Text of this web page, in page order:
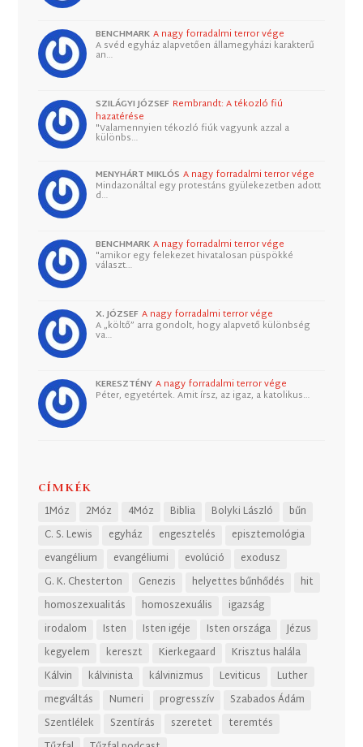
BENCHMARK A nagy forradalmi terror vége
A svéd egyház alapvetően államegyházi karakterű
an…
SZILÁGYI JÓZSEF Rembrandt: A tékozló fiú
hazatérése
"Valamennyien tékozló fiúk vagyunk azzal a
különbs…
MENYHÁRT MIKLÓS A nagy forradalmi terror vége
Mindazonáltal egy protestáns gyülekezetben adott
d…
BENCHMARK A nagy forradalmi terror vége
"amikor egy felekezet hivatalosan püspökké
választ…
X. JÓZSEF A nagy forradalmi terror vége
A „költő” arra gondolt, hogy alapvető különbség
va…
KERESZTÉNY A nagy forradalmi terror vége
Péter, egyetértek. Amit írsz, az igaz, a katolikus…
CÍMKÉK
1Móz 2Móz 4Móz Biblia Bolyki László
bűn
C. S. Lewis
egyház engesztelés
episztemológia
evangélium
evangéliumi evolúció
exodusz
G. K. Chesterton
Genezis helyettes bűnhődés
hit
homoszexualitás
homoszexuális
igazság
irodalom
Isten Isten igéje Isten országa
Jézus
kegyelem
kereszt Kierkegaard
Krisztus halála
Kálvin
kálvinista kálvinizmus Leviticus
Luther
megváltás
Numeri progresszív
Szabados Ádám
Szentlélek
Szentírás szeretet
teremtés